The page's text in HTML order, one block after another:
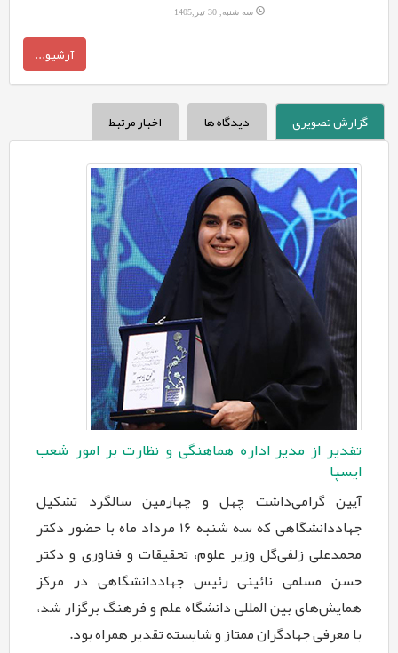
سه شنبه, 30 تیر,1405
آرشیو...
گزارش تصویری دیدگاه ها اخبار مرتبط
تقدیر از مدیر اداره هماهنگی و نظارت بر امور شعب
ایسپا ‏
آیین گرامی‌داشت چهل و چهارمین سالگرد تشکیل
جهاددانشگاهی که سه شنبه 16 مرداد ماه با حضور دکتر
محمدعلی ‏زلفی‌گل وزیر علوم، تحقیقات و فناوری و دکتر
حسن مسلمی نائینی رئیس جهاددانشگاهی در مرکز
همایش‌های بین المللی ‏دانشگاه علم و فرهنگ برگزار شد،
با معرفی جهادگران ممتاز و شایسته تقدیر همراه بود.‏